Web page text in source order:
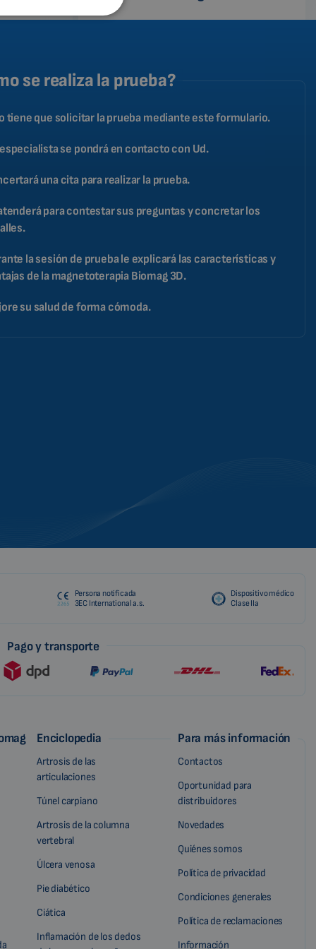
se realiza la prueba?
tiene que solicitar la prueba mediante este formulario.
se pondrá en contacto con Ud.
una cita para realizar la prueba.
para contestar sus preguntas y concretar los
la sesión de prueba le explicará las características y
de la magnetoterapia Biomag 3D.
su salud de forma cómoda.
Persona notificada
3EC International a.s.
Dispositivo médico
Clase IIa
Pago y transporte
Enciclopedia
Artrosis de las
articulaciones
Túnel carpiano
Artrosis de la columna
vertebral
Úlcera venosa
Pie diabético
Ciática
Inflamación de los dedos
Para más información
Contactos
Oportunidad para
distribuidores
Novedades
Quiénes somos
Política de privacidad
Condiciones generales
Política de reclamaciones
Información
SPANISH
BULGARIAN
MALAYSIAN
CHINESE (SIMPLIFIED)
ROMANIAN
CZECH